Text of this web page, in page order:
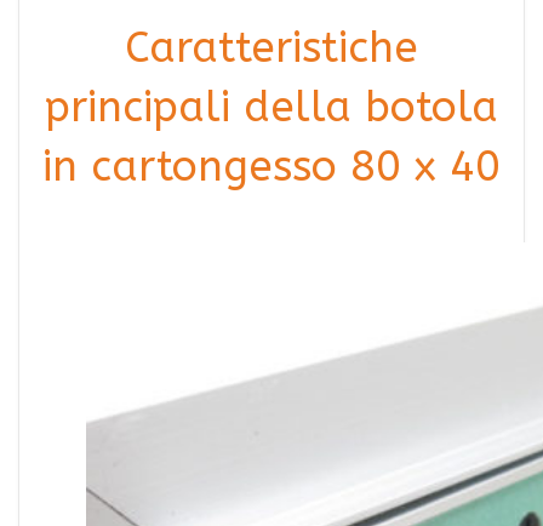
Caratteristiche
principali della botola
in cartongesso 80 x 40